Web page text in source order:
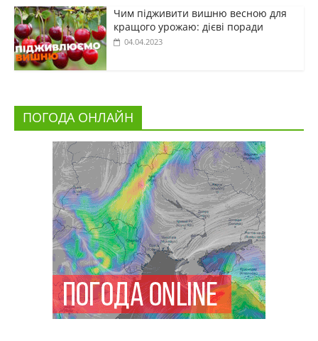
Чим підживити вишню весною для
кращого урожаю: дієві поради
04.04.2023
ПОГОДА ОНЛАЙН